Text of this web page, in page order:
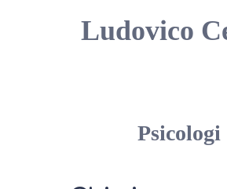
Ludovico
Psicologi